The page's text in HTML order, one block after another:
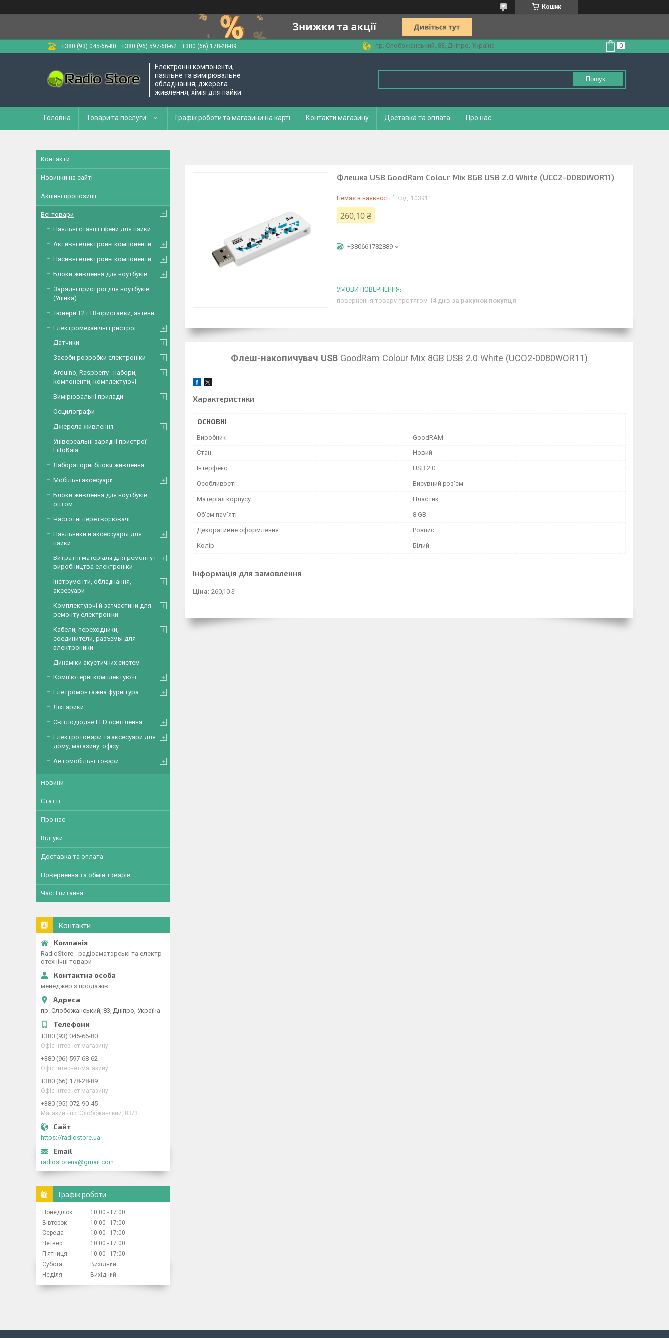
Кошик
+380 (93) 045-66-80 +380 (96) 597-68-62 +380 (66) 178-28-89 пр. Слобожанський, 83, Дніпро, Україна
Електронні компоненти,
паяльне та вимірювальне
обладнання, джерела
живлення, хімія для пайки
Пошук...
Головна Товари та послуги Графік роботи та магазини на карті Контакти магазину Доставка та оплата Про нас
Флешка USB GoodRam Colour Mix 8GB USB 2.0 White (UCO2-0080WOR11)
Немає в наявності Код: 10391
260,10 ₴
+380661782889
повернення товару протягом 14 днів за рахунок покупця
Флеш-накопичувач USBGoodRam Colour Mix 8GB USB 2.0 White (UCO2-0080WOR11)
Характеристики
ОСНОВНІ
Виробник GoodRAM
Стан Новий
Інтерфейс USB 2.0
Особливості Висувний роз'єм
Матеріал корпусу Пластик
Об'єм пам'яті 8 GB
Декоративне оформлення Розпис
Колір Білий
Інформація для замовлення
Ціна: 260,10 ₴
Контакти
Новинки на сайті
Акційні пропозиції
Всі товари
Паяльні станції і фени для пайки
Активні електронні компоненти
Пасивні електронні компоненти
Блоки живлення для ноутбуків
Зарядні пристрої для ноутбуків
(Уцінка)
Тюнери Т2 і ТВ-приставки, антени
Електромеханічні пристрої
Датчики
Засоби розробки електроніки
Arduino, Raspberry - набори,
компоненти, комплектуючі
Вимірювальні прилади
Осцилографи
Джерела живлення
Універсальні зарядні пристрої
LiitoKala
Лабораторні блоки живлення
Мобільні аксесуари
Блоки живлення для ноутбуків
оптом
Частотні перетворювачі
Паяльники и аксессуары для
пайки
Витратні матеріали для ремонту і
виробництва електроніки
Інструменти, обладнання,
аксесуари
Комплектуючі й запчастини для
ремонту електроніки
Кабели, переходники,
соединители, разъемы для
электроники
Динаміки акустичних систем
Комп'ютерні комплектуючі
Елетромонтажна фурнітура
Ліхтарики
Світлодіодне LED освітлення
Електротовари та аксесуари для
дому, магазину, офісу
Автомобільні товари
Новини
Статті
Про нас
Відгуки
Доставка та оплата
Повернення та обмін товарів
Часті питання
Контакти
RadioStore - радіоаматорські та електр
отехнічні товари
менеджер з продажів
пр. Слобожанський, 83, Дніпро, Україна
+380 (93) 045-66-80
Офіс інтернет-магазину
+380 (96) 597-68-62
Офіс інтернет-магазину
+380 (66) 178-28-89
Офіс інтернет-магазину
+380 (95) 072-90-45
Магазин - пр. Слобожанский, 83/3
https://radiostore.ua
radiostoreua@gmail.com
Графік роботи
Понеділок 10:00
17:00
Вівторок
10:00
17:00
Середа
10:00
17:00
Четвер
10:00
17:00
Пʼятниця
10:00
17:00
Субота
Вихідний
Неділя
Вихідний